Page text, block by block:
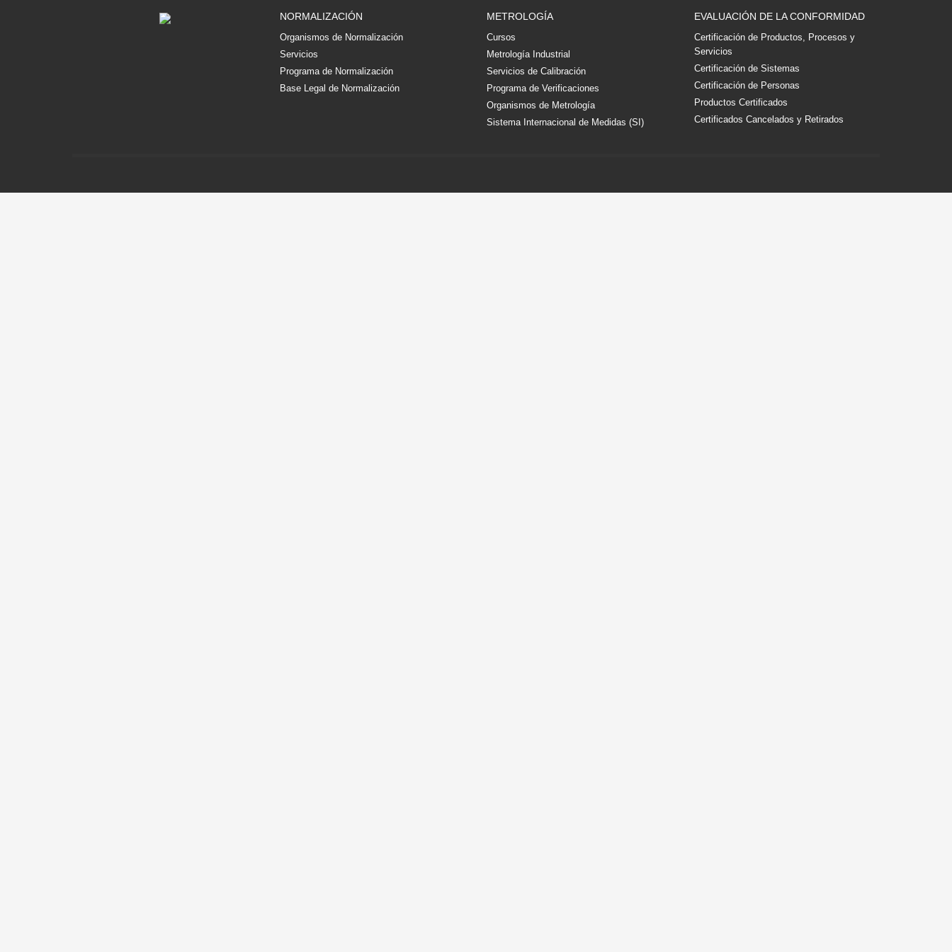
NORMALIZACIÓN
Organismos de Normalización
Servicios
Programa de Normalización
Base Legal de Normalización
METROLOGÍA
Cursos
Metrología Industrial
Servicios de Calibración
Programa de Verificaciones
Organismos de Metrología
Sistema Internacional de Medidas (SI)
EVALUACIÓN DE LA CONFORMIDAD
Certificación de Productos, Procesos y
Servicios
Certificación de Sistemas
Certificación de Personas
Productos Certificados
Certificados Cancelados y Retirados